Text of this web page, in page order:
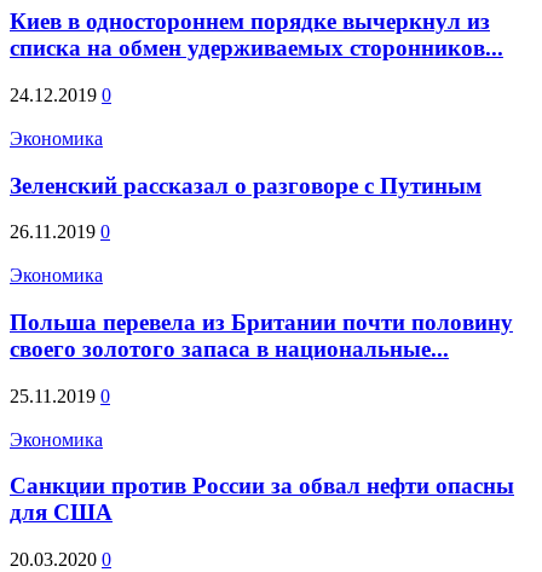
Киев в одностороннем порядке вычеркнул из
списка на обмен удерживаемых сторонников...
24.12.2019 0
Экономика
Зеленский рассказал о разговоре с Путиным
26.11.2019 0
Экономика
Польша перевела из Британии почти половину
своего золотого запаса в национальные...
25.11.2019 0
Экономика
Санкции против России за обвал нефти опасны
для США
20.03.2020 0